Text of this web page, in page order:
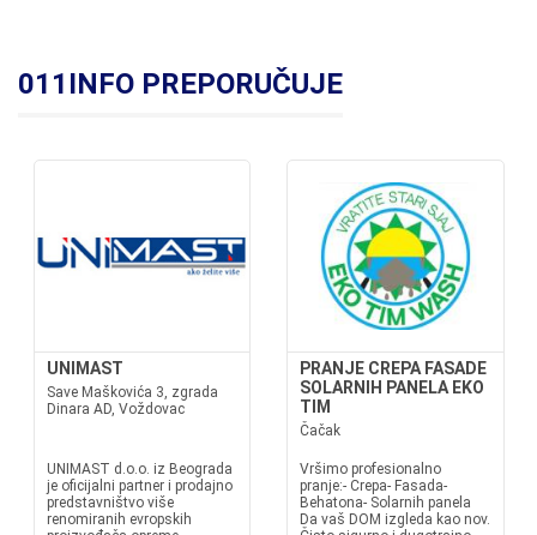
011INFO PREPORUČUJE
UNIMAST
Save Maškovića 3, zgrada
Dinara AD, Voždovac
UNIMAST d.o.o. iz Beograda
je oficijalni partner i prodajno
predstavništvo više
renomiranih evropskih
PRANJE CREPA FASADE
SOLARNIH PANELA EKO
TIM
Čačak
Vršimo profesionalno
pranje:- Crepa- Fasada-
Behatona- Solarnih panela
Da vaš DOM izgleda kao nov.